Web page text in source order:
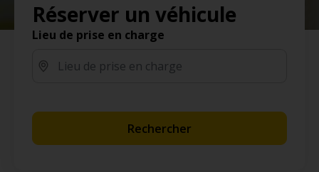
Réserver un véhicule
Lieu de prise en charge
Rechercher